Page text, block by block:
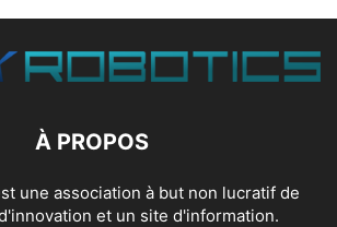
À PROPOS
une association à but non lucratif de
et un site d'information.